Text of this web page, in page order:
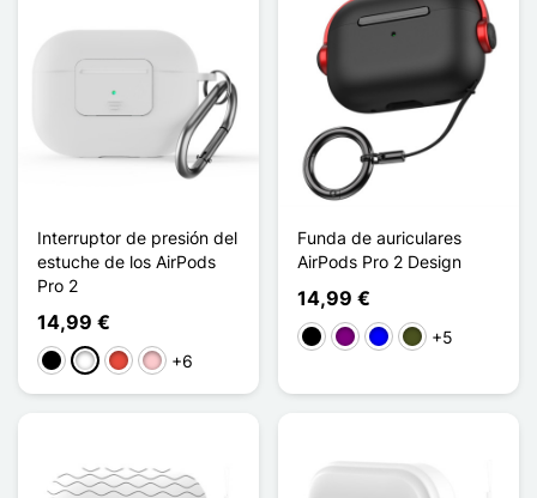
Interruptor de presión del
estuche de los AirPods
Pro 2
14,99 €
NegroBlancoRojoRosa+6
Funda de auriculares
AirPods Pro 2 Design
14,99 €
NegroPúrpura
AzulVert Armée
+5